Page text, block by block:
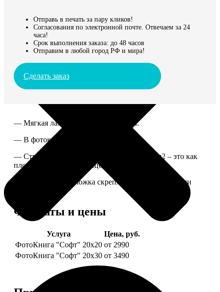
Отправь в печать за пару кликов!
Согласования по электронной почте. Отвечаем за 24
часа!
Срок выполнения заказа: до 48 часов
Отправим в любой город РФ и мира!
Сделать заказ
— Мягкая ламинированная обложка.
— В фотокниге от 60 до 300 страниц.
— Страницы из бумаги плотностью 170 г/м2 – это как
плотные страницы глянцевого журнала.
— Страницы и обложка скреплены металлическими
Форматы и цены
Услуга
Цена, руб.
ФотоКнига "Софт" 20х20 от 2990
ФотоКнига "Софт" 20х30 от 3490